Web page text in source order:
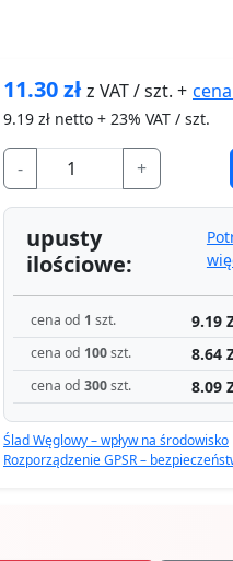
11.30złz VAT / szt. +
9.19 zł netto + 23% VAT / szt.
- +
upusty
ilościowe:
cena od 1 szt. 9.19
cena od 100szt. 8.64
cena od 300szt. 8.09
Ślad Węglowy – wpływ na środowisko
Rozporządzenie GPSR –